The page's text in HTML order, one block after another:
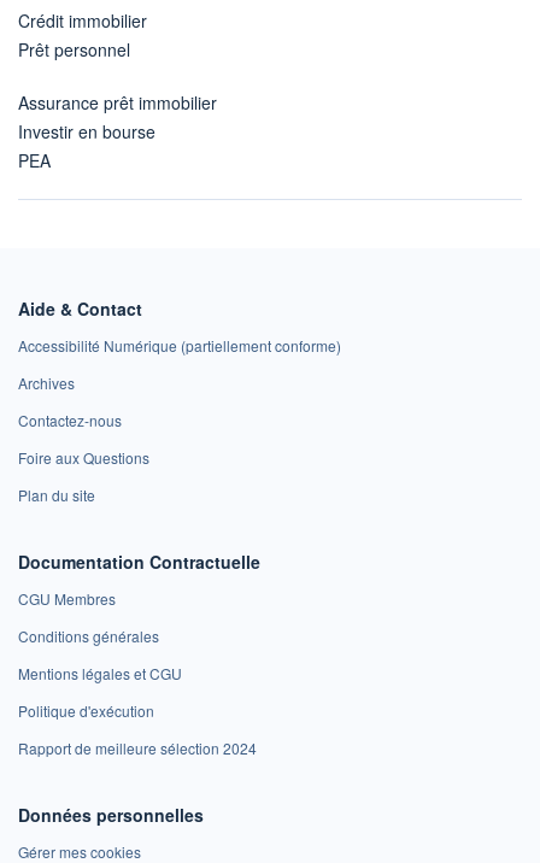
Crédit immobilier
Prêt personnel
Assurance prêt immobilier
Investir en bourse
PEA
Aide & Contact
Accessibilité Numérique (partiellement conforme)
Archives
Contactez-nous
Foire aux Questions
Plan du site
Documentation Contractuelle
CGU Membres
Conditions générales
Mentions légales et CGU
Politique d'exécution
Rapport de meilleure sélection 2024
Données personnelles
Gérer mes cookies